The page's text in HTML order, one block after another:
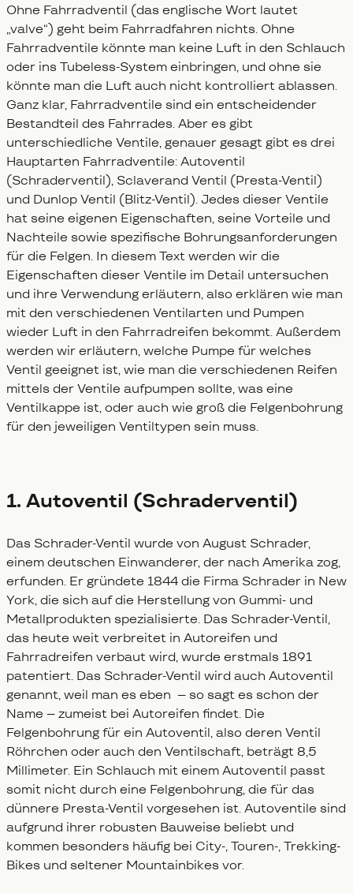
Ohne Fahrradventil (das englische Wort lautet
„valve“) geht beim Fahrradfahren nichts. Ohne
Fahrradventile könnte man keine Luft in den Schlauch
oder ins Tubeless-System einbringen, und ohne sie
könnte man die Luft auch nicht kontrolliert ablassen.
Ganz klar, Fahrradventile sind ein entscheidender
Bestandteil des Fahrrades. Aber es gibt
unterschiedliche Ventile, genauer gesagt gibt es drei
Hauptarten Fahrradventile: Autoventil
(Schraderventil), Sclaverand Ventil (Presta-Ventil)
und Dunlop Ventil (Blitz-Ventil). Jedes dieser Ventile
hat seine eigenen Eigenschaften, seine Vorteile und
Nachteile sowie spezifische Bohrungsanforderungen
für die Felgen. In diesem Text werden wir die
Eigenschaften dieser Ventile im Detail untersuchen
und ihre Verwendung erläutern, also erklären wie man
mit den verschiedenen Ventilarten und Pumpen
wieder Luft in den Fahrradreifen bekommt. Außerdem
werden wir erläutern, welche Pumpe für welches
Ventil geeignet ist, wie man die verschiedenen Reifen
mittels der Ventile aufpumpen sollte, was eine
Ventilkappe ist, oder auch wie groß die Felgenbohrung
für den jeweiligen Ventiltypen sein muss.
1. Autoventil (Schraderventil)
Das Schrader-Ventil wurde von August Schrader,
einem deutschen Einwanderer, der nach Amerika zog,
erfunden. Er gründete 1844 die Firma Schrader in New
York, die sich auf die Herstellung von Gummi- und
Metallprodukten spezialisierte. Das Schrader-Ventil,
das heute weit verbreitet in Autoreifen und
Fahrradreifen verbaut wird, wurde erstmals 1891
patentiert. Das Schrader-Ventil wird auch Autoventil
genannt, weil man es eben – so sagt es schon der
Name – zumeist bei Autoreifen findet. Die
Felgenbohrung für ein Autoventil, also deren Ventil
Röhrchen oder auch den Ventilschaft, beträgt 8,5
Millimeter. Ein Schlauch mit einem Autoventil passt
somit nicht durch eine Felgenbohrung, die für das
dünnere Presta-Ventil vorgesehen ist. Autoventile sind
aufgrund ihrer robusten Bauweise beliebt und
kommen besonders häufig bei City-, Touren-, Trekking-
Bikes und seltener Mountainbikes vor.